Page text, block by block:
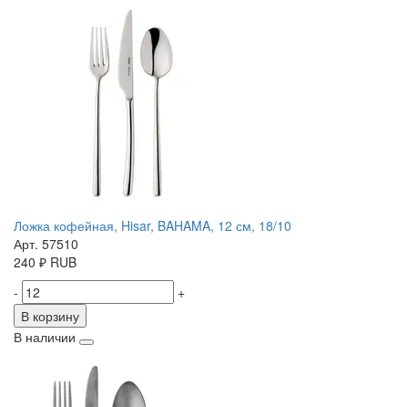
Ложка кофейная, Hisar, BAHAMA, 12 см, 18/10
Арт. 57510
240 ₽ RUB
-
+
В корзину
В наличии